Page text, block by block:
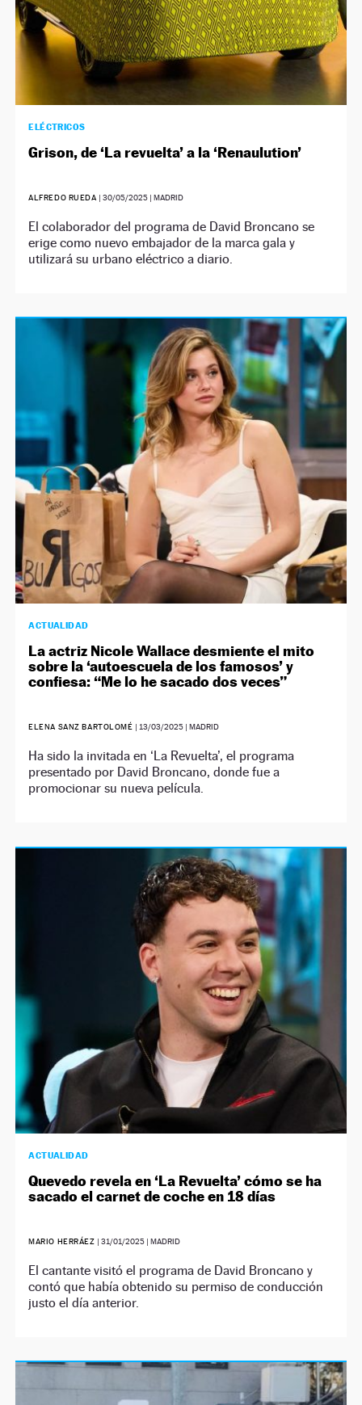
ELÉCTRICOS
Grison, de ‘La revuelta’ a la ‘Renaulution’
ALFREDO RUEDA | 30/05/2025| MADRID
El colaborador del programa de David Broncano se
erige como nuevo embajador de la marca gala y
utilizará su urbano eléctrico a diario.
ACTUALIDAD
La actriz Nicole Wallace desmiente el mito
sobre la ‘autoescuela de los famosos’ y
confiesa: “Me lo he sacado dos veces”
ELENA SANZ BARTOLOMÉ | 13/03/2025| MADRID
Ha sido la invitada en ‘La Revuelta’, el programa
presentado por David Broncano, donde fue a
promocionar su nueva película.
ACTUALIDAD
Quevedo revela en ‘La Revuelta’ cómo se ha
sacado el carnet de coche en 18 días
MARIO HERRÁEZ | 31/01/2025| MADRID
El cantante visitó el programa de David Broncano y
contó que había obtenido su permiso de conducción
justo el día anterior.